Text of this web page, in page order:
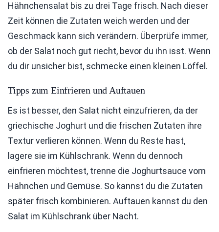
Hähnchensalat bis zu drei Tage frisch. Nach dieser
Zeit können die Zutaten weich werden und der
Geschmack kann sich verändern. Überprüfe immer,
ob der Salat noch gut riecht, bevor du ihn isst. Wenn
du dir unsicher bist, schmecke einen kleinen Löffel.
Tipps zum Einfrieren und Auftauen
Es ist besser, den Salat nicht einzufrieren, da der
griechische Joghurt und die frischen Zutaten ihre
Textur verlieren können. Wenn du Reste hast,
lagere sie im Kühlschrank. Wenn du dennoch
einfrieren möchtest, trenne die Joghurtsauce vom
Hähnchen und Gemüse. So kannst du die Zutaten
später frisch kombinieren. Auftauen kannst du den
Salat im Kühlschrank über Nacht.